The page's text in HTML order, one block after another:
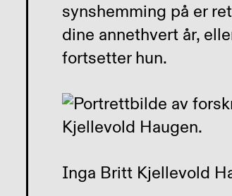
synshemming på er
dine annethvert år,
fortsetter hun.
Inga Britt Kjellevold